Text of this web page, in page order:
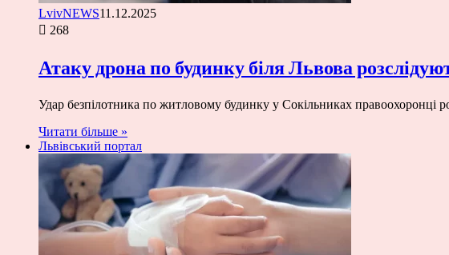
LvivNEWS11.12.2025
268
Атаку дрона по будинку біля Львова
Удар безпілотника по житловому будинку у Сокільниках
Читати більше »
Львівський портал